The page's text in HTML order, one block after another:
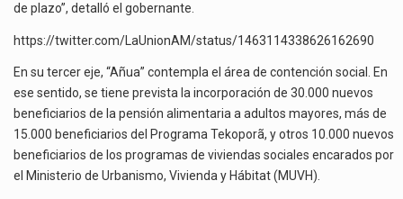
de plazo”, detalló el gobernante.
https://twitter.com/LaUnionAM/status/1463114338626162690
En su tercer eje, “Añua” contempla el área de contención social. En
ese sentido, se tiene prevista la incorporación de 30.000 nuevos
beneficiarios de la pensión alimentaria a adultos mayores, más de
15.000 beneficiarios del Programa Tekoporã, y otros 10.000 nuevos
beneficiarios de los programas de viviendas sociales encarados por
el Ministerio de Urbanismo, Vivienda y Hábitat (MUVH).